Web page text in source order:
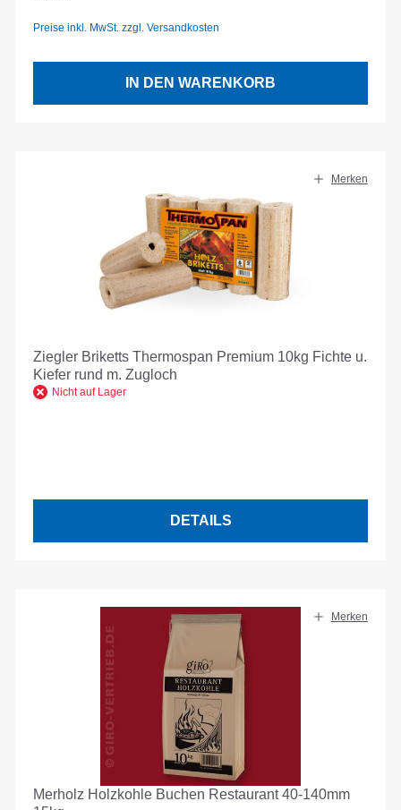
Preise inkl. MwSt. zzgl. Versandkosten
IN DEN WARENKORB
Merken
Ziegler Briketts Thermospan Premium 10kg Fichte u.
Kiefer rund m. Zugloch
Nicht auf Lager
DETAILS
Merken
Merholz Holzkohle Buchen Restaurant 40-140mm